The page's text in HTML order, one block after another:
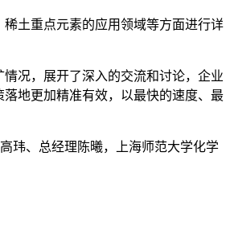
土重点元素的应用领域等方面进行详
况，展开了深入的交流和讨论，企业
地更加精准有效，以最快的速度、最
玮、总经理陈曦，上海师范大学化学